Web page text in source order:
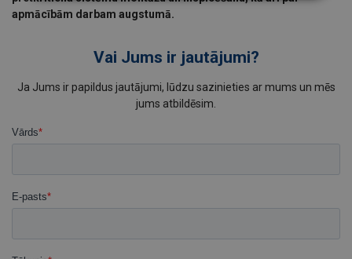
apmācībām darbam augstumā.
Vai Jums ir jautājumi?
Ja Jums ir papildus jautājumi, lūdzu sazinieties ar mums un mēs
jums atbildēsim.